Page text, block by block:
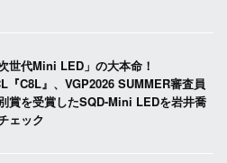
次世代Mini LED」の大本命！
『C8L』、VGP2026 SUMMER審査員
賞を受賞したSQD-Mini LEDを岩井喬
ェック